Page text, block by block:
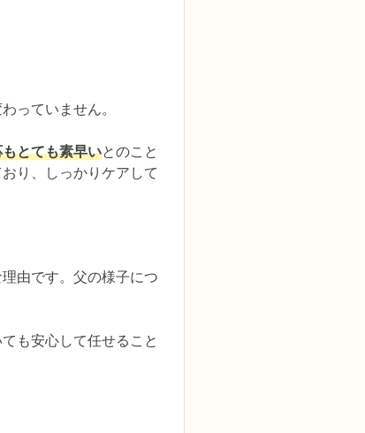
っていません。
とても素早いとのこと
り、しっかりケアして
由です。父の様子につ
も安心して任せること